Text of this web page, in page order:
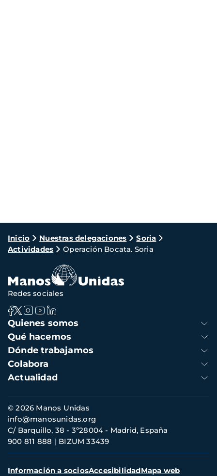
Ruta
de
navegación
Inicio Nuestras delegaciones
Soria
Actividades
Operación Bocata. Soria
Navegación
principal
Quienes somos
Qué hacemos
Dónde trabajamos
Colabora
Actualidad
Redes sociales
Información
de
contacto
© 2026 Manos Unidas
C/ Barquillo, 38 - 3º28004 - Madrid, España
900 811 888
BIZUM 33439
info@manosunidas.org
Menú
Información a sociosAccesibilidadMapa web